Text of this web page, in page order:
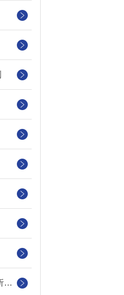
酶标仪/酶联免疫分析仪及洗板机